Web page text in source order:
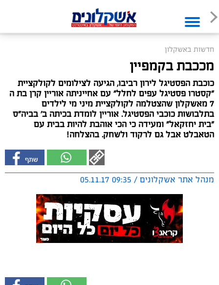
חדשות באשקלון
מככבת בקמפיין
כוכבת הפסטיגל לירון רביבו, הגיעה לצילומים לקולקציית
"קסטרו פסטיגל עפים לחלל" עם אחייניתה אוריין קרן בת ה
7 מאשקלון שהצטלמה לקולקציית מיני מי לילדים
בתלבושות כוכבי הפסטיגל. אוריין לומדת בכיתה ב' בביה"ס
"בית יחזקאל" ומעידה כי הכי אוהבת להיות בבית עם
הטאבלט אבל גם לרקוד ולשחק. בהצלחה!
מנהל אתר אשקלונים / 09:35 05.11.17